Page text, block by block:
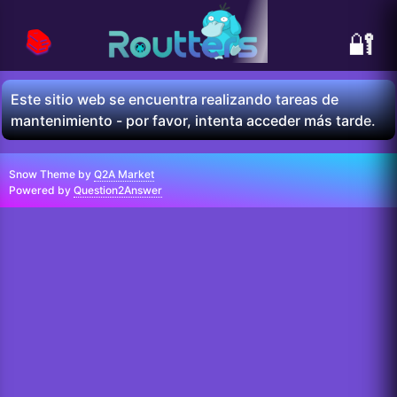
🔐
📚
Este sitio web se encuentra realizando tareas de
mantenimiento - por favor, intenta acceder más tarde.
Snow Theme by Q2A Market
Powered by Question2Answer